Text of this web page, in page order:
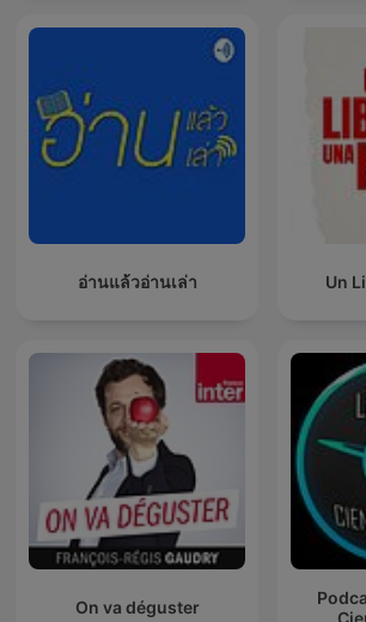
อ่านแล้วอ่านเล่า Un
On va déguster